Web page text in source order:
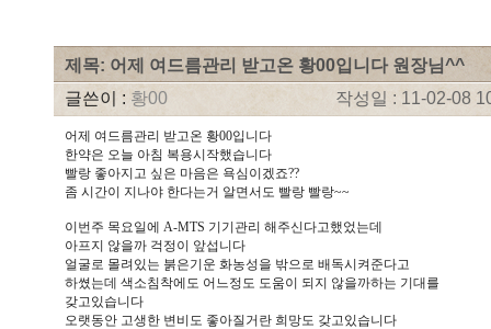
제목: 어제 여드름관리 받고온 황00입니다 원장님^^
글쓴이 : 황00 작성일 : 11-02-08
어제 여드름관리 받고온 황00입니다
한약은 오늘 아침 복용시작했습니다
빨랑 좋아지고 싶은 마음은 욕심이겠죠??
좀 시간이 지나야 한다는거 알면서도 빨랑 빨랑~~
이번주 목요일에 A-MTS 기기관리 해주신다고했었는데
아프지 않을까 걱정이 앞섭니다
얼굴로 몰려있는 붉은기운 화농성을 밖으로 배독시켜준다고
하쎴는데 색소침착에도 어느정도 도움이 되지 않을까하는 기대를
갖고있습니다
오랫동안 고생한 변비도 좋아질거란 희망도 갖고있습니다